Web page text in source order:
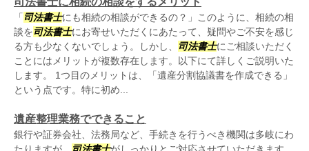
「 司法書士にも相続の相談ができるの？」このように、相続の相
談を司法書士にお寄せいただくにあたって、疑問やご不安を感じ
る方も少なくないでしょう。しかし、
司法書士にご相談いただく
ことにはメリットが複数存在します。以下にて詳しくご説明いた
します。 1つ目のメリットは、「遺産分割協議書を作成できる」
という点です。特に初め...
遺産整理業務でできること
銀行や証券会社、法務局など、手続きを行うべき機関は多岐にわ